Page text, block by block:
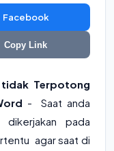
Facebook
Copy Link
tidak Terpotong
- Saat anda
pada
agar saat di